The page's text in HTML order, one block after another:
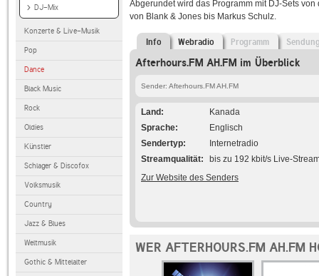
DJ-Mix
Konzerte & Live-Musik
Pop
Dance
Black Music
Rock
Oldies
Künstler
Schlager & Discofox
Volksmusik
Country
Jazz & Blues
Weltmusik
Gothic & Mittelalter
Abgerundet wird das Programm mit DJ-Sets
von Blank & Jones bis Markus Schulz.
Info Webradio Programm
Afterhours.FM AH.FM im Überblick
Sender: Afterhours.FM AH.FM
Land
Kanada
Sprache
Englisch
Sendertyp
Internetradio
Streamqualität
bis zu 192 kbit/s Live-
Zur Website des Senders
WER AFTERHOURS.FM AH.FM